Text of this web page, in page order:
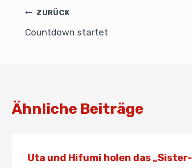
b
o
o
n
ZURÜCK
Countdown startet
Ähnliche Beiträge
Uta und Hifumi holen das „Sister-